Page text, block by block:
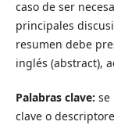
caso de ser
principales
resumen debe
inglés (abstract),
Palabras clave: se
clave o